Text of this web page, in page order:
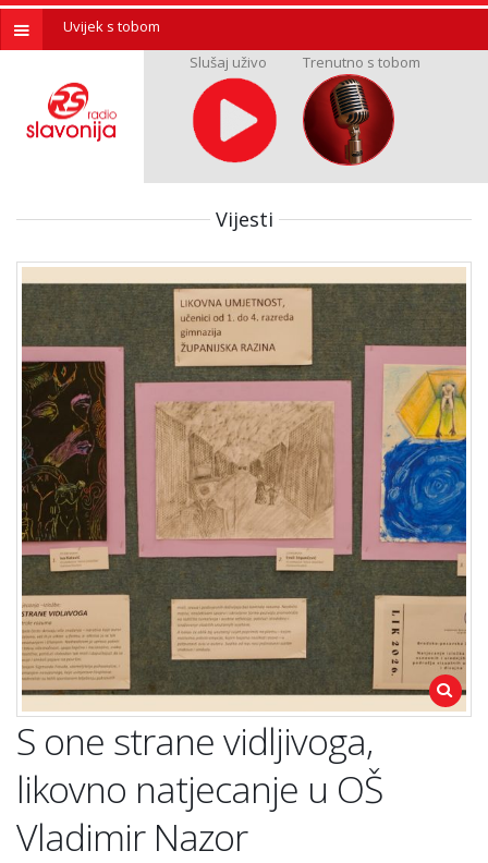
Uvijek s tobom
Slušaj uživo
Trenutno s tobom
Vijesti
S one strane vidljivoga,
likovno natjecanje u OŠ
Vladimir Nazor